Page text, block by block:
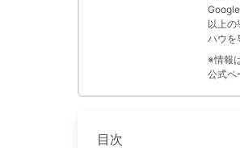
以上
ハウを
※情報
公式ペ
目次